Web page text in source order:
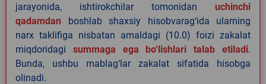
jarayonida, ishtirokchilar tomonidan uchinchi
qadamdan boshlab shaxsiy hisobvarag‘ida ularning
narx taklifiga nisbatan amaldagi (10.0) foizi zakalat
miqdoridagi summaga ega bo‘lishlari talab etiladi.
Bunda, ushbu mablag‘lar zakalat sifatida hisobga
olinadi.